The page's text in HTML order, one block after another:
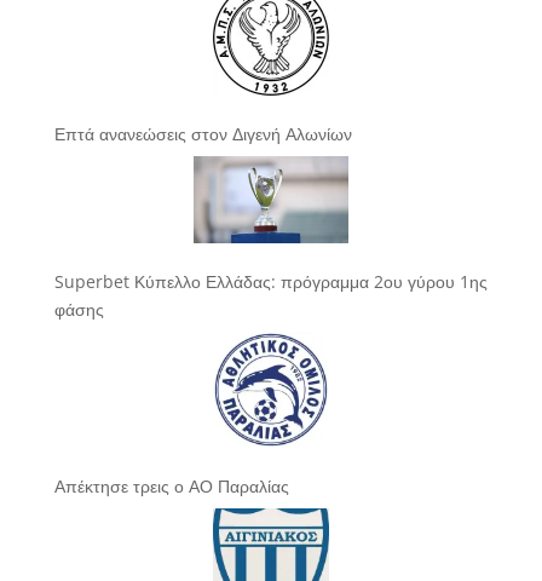
Επτά ανανεώσεις στον Διγενή Αλωνίων
Superbet Κύπελλο Ελλάδας: πρόγραμμα 2ου γύρου 1ης
φάσης
Απέκτησε τρεις ο ΑΟ Παραλίας